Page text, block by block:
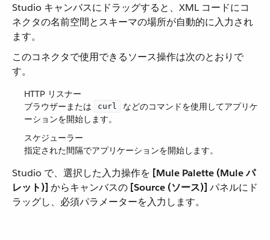
Studio キャンバスにドラッグすると、XML コードにコ
ネクタの名前空間とスキーマの場所が自動的に入力され
ます。
このコネクタで使用できるソース操作は次のとおりで
す。
HTTP リスナー
ブラウザーまたは ​
curl
​ などのコマンドを使用してアプリケ
ーションを開始します。
スケジューラー
指定された間隔でアプリケーションを開始します。
Studio で、選択した入力操作を ​ [Mule Palette (Mule パ
レット)] ​ からキャンバスの ​ [Source (ソース)] ​ パネルにド
ラッグし、必須パラメーターを入力します。